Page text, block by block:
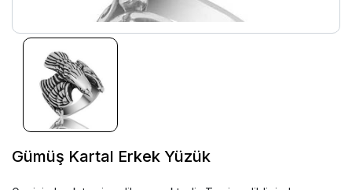
Gümüş Kartal Erkek Yüzük